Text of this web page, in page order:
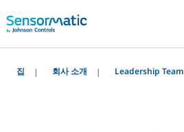
집 회사 소개 Leadership Team